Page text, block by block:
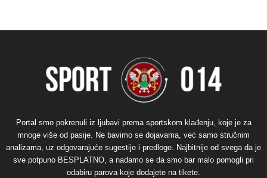
Portal smo pokrenuli iz ljubavi prema sportskom klađenju, koje je za
mnoge više od pasije. Ne bavimo se dojavama, već samo stručnim
analizama, uz odgovarajuće sugestije i predloge. Najbitnije od svega da je
sve potpuno BESPLATNO, a nadamo se da smo bar malo pomogli pri
odabiru parova koje dodajete na tikete.